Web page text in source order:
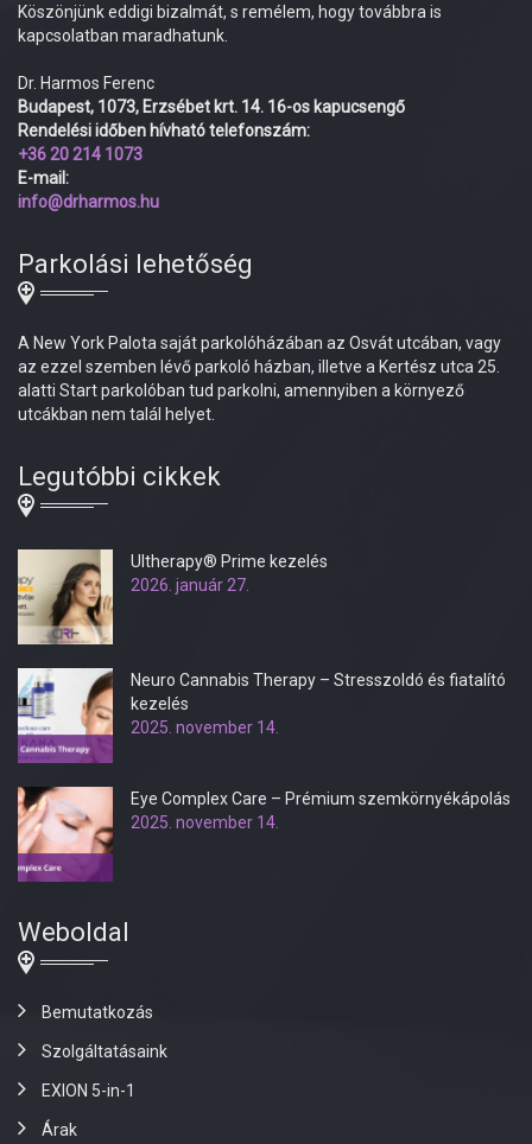
Köszönjünk eddigi bizalmát, s remélem, hogy továbbra is
kapcsolatban maradhatunk.
Dr. Harmos Ferenc
Budapest, 1073, Erzsébet krt. 14. 16-os kapucsengő
Rendelési időben hívható telefonszám:
+36 20 214 1073
E-mail:
info@drharmos.hu
Parkolási lehetőség
A New York Palota saját parkolóházában az Osvát utcában, vagy
az ezzel szemben lévő parkoló házban, illetve a Kertész utca 25.
alatti Start parkolóban tud parkolni, amennyiben a környező
utcákban nem talál helyet.
Legutóbbi cikkek
Ultherapy® Prime kezelés
2026. január 27.
Neuro Cannabis Therapy – Stresszoldó és fiatalító
kezelés
2025. november 14.
Eye Complex Care – Prémium szemkörnyékápolás
2025. november 14.
Weboldal
Bemutatkozás
Szolgáltatásaink
EXION 5-in-1
Árak